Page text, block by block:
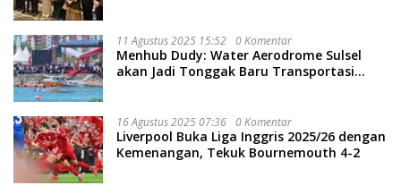
11 Agustus 2025 15:52 0 Komentar
Menhub Dudy: Water Aerodrome Sulsel
akan Jadi Tonggak Baru Transportasi
16 Agustus 2025 07:36 0 Komentar
Liverpool Buka Liga Inggris 2025/26 dengan
Kemenangan, Tekuk Bournemouth 4-2